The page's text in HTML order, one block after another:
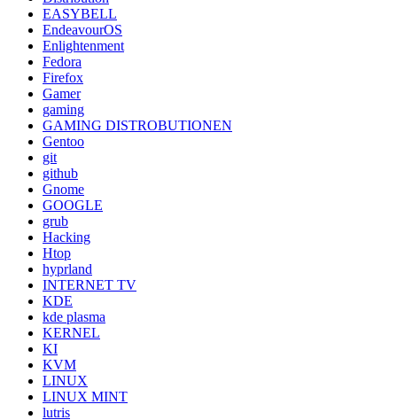
EASYBELL
EndeavourOS
Enlightenment
Fedora
Firefox
Gamer
gaming
GAMING DISTROBUTIONEN
Gentoo
git
github
Gnome
GOOGLE
grub
Hacking
Htop
hyprland
INTERNET TV
KDE
kde plasma
KERNEL
KI
KVM
LINUX
LINUX MINT
lutris